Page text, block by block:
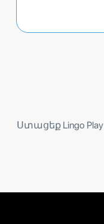
Ստացեք Lingo Play